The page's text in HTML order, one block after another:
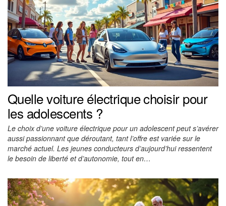
Quelle voiture électrique choisir pour
les adolescents ?
Le choix d’une voiture électrique pour un adolescent peut s’avérer
aussi passionnant que déroutant, tant l’offre est variée sur le
marché actuel. Les jeunes conducteurs d’aujourd’hui ressentent
le besoin de liberté et d’autonomie, tout en…